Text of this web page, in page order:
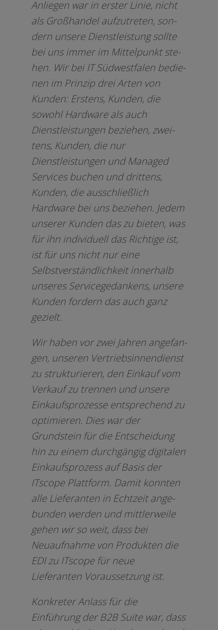
Anliegen war in ers­ter Linie, nicht
als Großhandel auf­zu­tre­ten, son­
dern unse­re Dienstleistung soll­te
bei uns immer im Mittelpunkt ste­
hen. Wir bei IT Südwestfalen bedie­
nen im Prinzip drei Arten von
Kunden: Erstens, Kunden, die
sowohl Hardware als auch
Dienstleistungen bezie­hen, zwei­
tens, Kunden, die nur
Dienstleistungen und Managed
Services buchen und drit­tens,
Kunden, die aus­schließ­lich
Hardware bei uns bezie­hen. Jedem
unse­rer Kunden das zu bie­ten, was
für ihn indi­vi­du­ell das Richtige ist,
ist für uns nicht nur eine
Selbstverständlichkeit inner­halb
unse­res Servicegedankens, unse­re
Kunden for­dern das auch ganz
gezielt.
Wir haben vor zwei Jahren ange­fan­
gen, unse­ren Vertriebsinnendienst
zu struk­tu­rie­ren, den Einkauf vom
Verkauf zu tren­nen und unse­re
Einkaufsprozesse ent­spre­chend zu
opti­mie­ren. Dies war der
Grundstein für die Entscheidung
hin zu einem durch­gän­gig digi­ta­len
Einkaufsprozess auf Basis der
ITscope Plattform. Damit konn­ten
alle Lieferanten in Echtzeit ange­
bun­den wer­den und mitt­ler­wei­le
gehen wir so weit, dass bei
Neuaufnahme von Produkten die
EDI zu ITscope für neue
Lieferanten Voraussetzung ist.
Konkreter Anlass für die
Einführung der B2B Suite war, dass